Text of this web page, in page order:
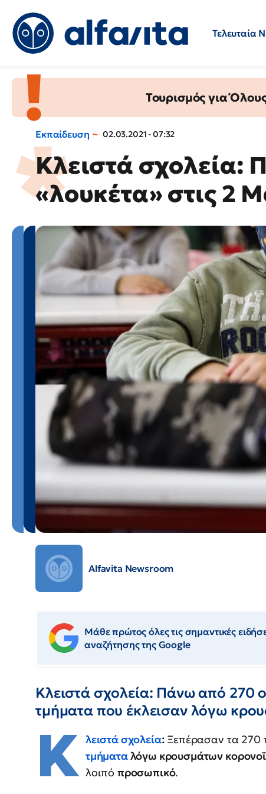
Τελευταία
Τουρισμός για
Εκπαίδευση 02.03.2021 - 07:32
Κλειστά σχολεία:
«λουκέτα» στις 2
Alfavita Newsroom
Μάθε πρώτος όλες τις σημαντικές
αναζήτησης της Google
Κλειστά σχολεία: Πάνω από 270
τμήματα που έκλεισαν λόγω
Κ λειστά σχολεία:Ξεπέρασαν τα 270
τμήματαλόγω κρουσμάτων
λοιπό προσωπικό.